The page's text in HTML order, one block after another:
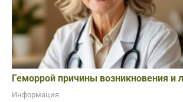
Геморрой причины возникновения и
Информация